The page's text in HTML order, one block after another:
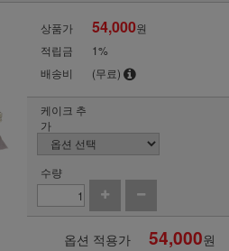
상품가 54,000원
적립금
1%
배송비
(무료)
케이크 추
가
수량
옵션 적용가 54,000원